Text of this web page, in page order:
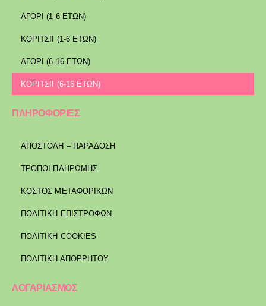
ΑΓΟΡΙ (1-6 ΕΤΩΝ)
ΚΟΡΙΤΣΙΙ (1-6 ΕΤΩΝ)
ΑΓΟΡΙ (6-16 ΕΤΩΝ)
ΚΟΡΙΤΣΙΙ (6-16 ΕΤΩΝ)
ΠΛΗΡΟΦΟΡΙΕΣ
ΑΠΟΣΤΟΛΉ – ΠΑΡΆΔΟΣΗ
ΤΡΌΠΟΙ ΠΛΗΡΩΜΉΣ
ΚΌΣΤΟΣ ΜΕΤΑΦΟΡΙΚΏΝ
ΠΟΛΙΤΙΚΉ ΕΠΙΣΤΡΟΦΏΝ
ΠΟΛΙΤΙΚΉ COOKIES
ΠΟΛΙΤΙΚΉ ΑΠΟΡΡΉΤΟΥ
ΛΟΓΑΡΙΑΣΜΟΣ